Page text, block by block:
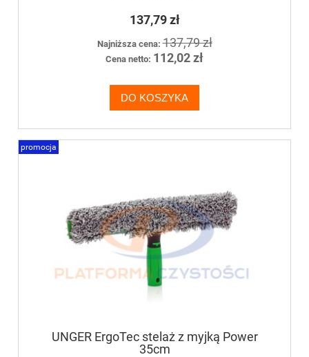
137,79 zł
Najniższa cena:137,79 zł
Cena netto: 112,02 zł
DO KOSZYKA
UNGER ErgoTec stelaż z myjką Power
35cm
promocja